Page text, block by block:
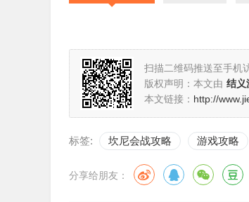
扫描二维码推送至手机
版权声明：本文由 结义
本文链接： http://
标签: 坎尼会战攻略 游戏攻略
分享给朋友：